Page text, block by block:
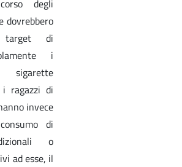
degli
dovrebbero
target di
i
i ragazzi di
invece
di
o
ad esse, il